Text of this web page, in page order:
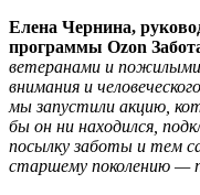
Елена Чернина,
программы Ozon
ветеранами и
внимания и
мы запустили акцию,
бы он ни находился,
посылку заботы и тем
старшему поколению —